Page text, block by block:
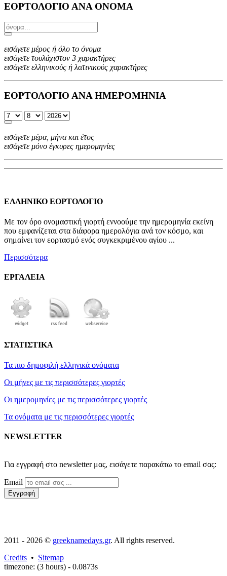
ΕΟΡΤΟΛΟΓΙΟ ΑΝΑ ΟΝΟΜΑ
εισάγετε μέρος ή όλο το όνομα
εισάγετε τουλάχιστον 3 χαρακτήρες
εισάγετε ελληνικούς ή λατινικούς χαρακτήρες
ΕΟΡΤΟΛΟΓΙΟ ΑΝΑ ΗΜΕΡΟΜΗΝΙΑ
εισάγετε μέρα, μήνα και έτος
εισάγετε μόνο έγκυρες ημερομηνίες
ΕΛΛΗΝΙΚΟ ΕΟΡΤΟΛΟΓΙΟ
Με τον όρο ονομαστική γιορτή εννοούμε την ημερομηνία εκείνη
που εμφανίζεται στα διάφορα ημερολόγια ανά τον κόσμο, και
σημαίνει τον εορτασμό ενός συγκεκριμένου αγίου ...
Περισσότερα
ΕΡΓΑΛΕΙΑ
ΣΤΑΤΙΣΤΙΚΑ
Τα πιο δημοφιλή ελληνικά ονόματα
Οι μήνες με τις περισσότερες γιορτές
Οι ημερομηνίες με τις περισσότερες γιορτές
Τα ονόματα με τις περισσότερες γιορτές
NEWSLETTER
2011 - 2026 © greeknamedays.gr. All rights reserved.
Credits • Sitemap
timezone: (3 hours) - 0.0873s